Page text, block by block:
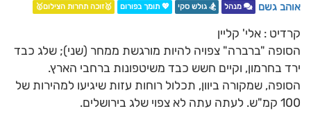
אוהב גשם מנהל 🏂 גולש סקי 💖 תומך בפורום 🥇זוכה תחרות הצילום🥇
קרדיט : אלי' קליין
הסופה "ברברה" צפויה להיות מורגשת ממחר (שני); שלג כבד
ירד בחרמון, וקיים חשש כבד משיטפונות ברחבי הארץ.
הסופה, שמקורה ביוון, תכלול רוחות עזות שיגיעו למהירות של
100 קמ"ש. לעתה עתה לא צפוי שלג בירושלים.